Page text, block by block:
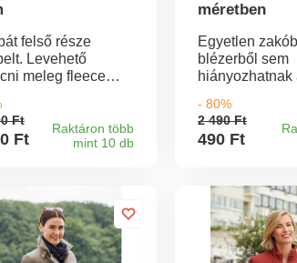
felső része
Levehető
meleg fleece
30°C-on.
Ft
Ft
Raktáron több
mint 10 db
méretben
Egyetlen
blézerből sem
hiányozhatnak
alkalmasak
blúzok,
kabátok alá is.
Nagyszerű
- 80%
2 490 Ft
490 Ft